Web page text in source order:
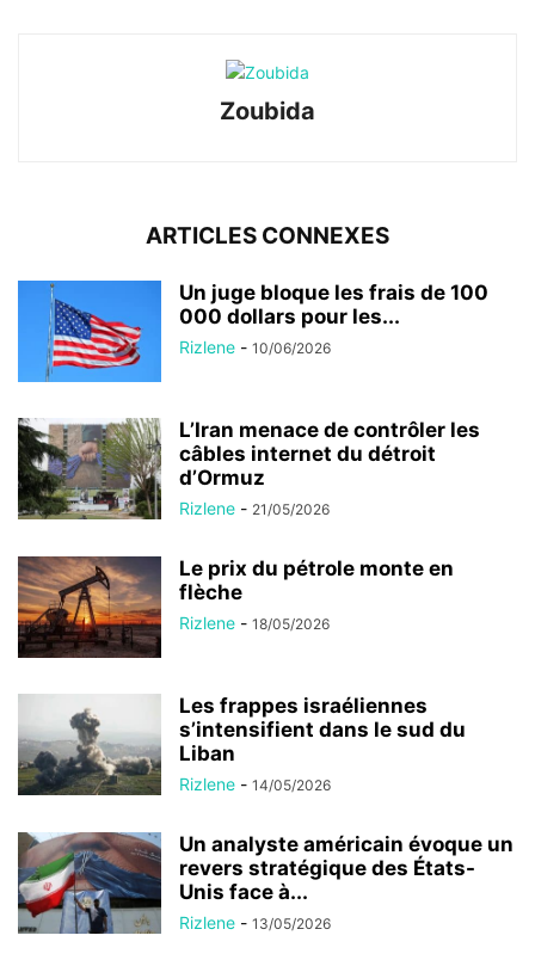
Zoubida
ARTICLES CONNEXES
Un juge bloque les frais de 100
000 dollars pour les...
Rizlene - 10/06/2026
L’Iran menace de contrôler les
câbles internet du détroit
d’Ormuz
Rizlene - 21/05/2026
Le prix du pétrole monte en
flèche
Rizlene - 18/05/2026
Les frappes israéliennes
s’intensifient dans le sud du
Liban
Rizlene - 14/05/2026
Un analyste américain évoque un
revers stratégique des États-
Unis face à...
Rizlene - 13/05/2026